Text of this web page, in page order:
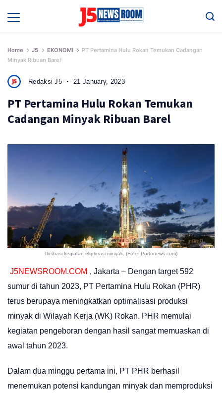
Home J5 EKONOMI
PT Pertamina Hulu Rokan Temukan Cadangan
Minyak Ribuan Barel
Redaksi J5 21 January, 2023
PT Pertamina Hulu Rokan Temukan
Cadangan Minyak Ribuan Barel
Ilustrasi kegiatan ekplorasi minyak. (Foto: Portonews.com)
J5NEWSROOM.COM , Jakarta – Dengan target 592
sumur di tahun 2023, PT Pertamina Hulu Rokan (PHR)
terus berupaya meningkatkan optimalisasi produksi
minyak di Wilayah Kerja (WK) Rokan. PHR memulai
kegiatan pengeboran dengan hasil sangat memuaskan di
awal tahun 2023.
Dalam dua minggu pertama ini, PT PHR berhasil
menemukan potensi kandungan minyak dan memproduksi